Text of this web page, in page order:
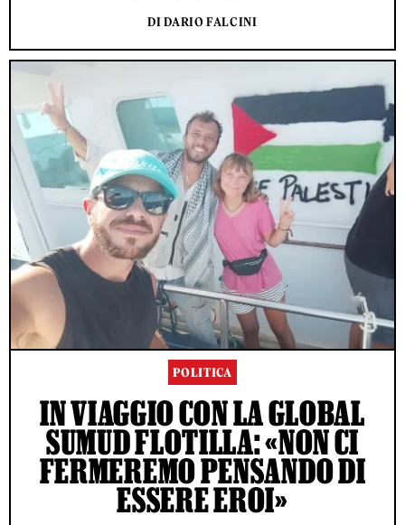
DI DARIO FALCINI
POLITICA
IN VIAGGIO CON LA GLOBAL
SUMUD FLOTILLA: «NON CI
FERMEREMO PENSANDO DI
ESSERE EROI»